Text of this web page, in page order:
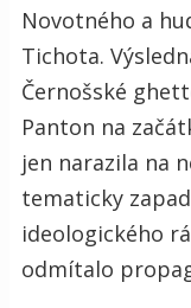
Novotného a
Tichota.
Černošské
Panton na
jen narazila na
tematicky
ideologického
odmítalo